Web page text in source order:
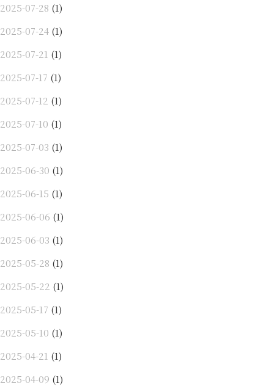
2025-07-28 (1)
2025-07-24 (1)
2025-07-21 (1)
2025-07-17 (1)
2025-07-12 (1)
2025-07-10 (1)
2025-07-03 (1)
2025-06-30 (1)
2025-06-15 (1)
2025-06-06 (1)
2025-06-03 (1)
2025-05-28 (1)
2025-05-22 (1)
2025-05-17 (1)
2025-05-10 (1)
2025-04-21 (1)
2025-04-09 (1)